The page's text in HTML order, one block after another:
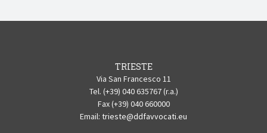
TRIESTE
Via San Francesco 11
Tel. (+39) 040 635767 (r.a.)
Fax (+39) 040 660000
Email: trieste@ddfavvocati.eu